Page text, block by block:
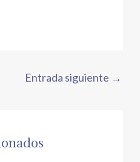
Entrada siguiente →